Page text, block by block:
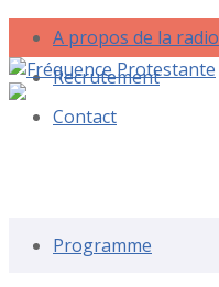
A propos de la radio
Recrutement
Contact
Programme